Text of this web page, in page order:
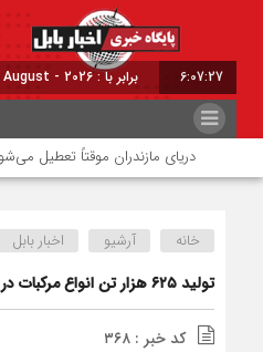
6:07:27 برابر با : Friday - 7 August - 2026
دریای مازندران موقتاً تعطیل می‌شود
خانه آرشیو اخبار بابل
تولید ۶۲۵ هزار تن انواع مرکبات در بابل
کد خبر : ۳۶۸